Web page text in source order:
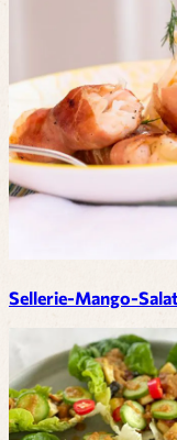
Sellerie-Mango-